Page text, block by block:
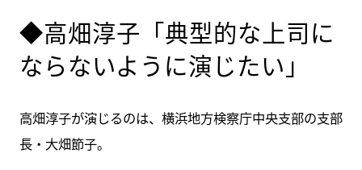
◆高畑淳子「典型的な上司に
ならないように演じたい」
高畑淳子が演じるのは、横浜地方検察庁中央支部の支部
長・大畑節子。